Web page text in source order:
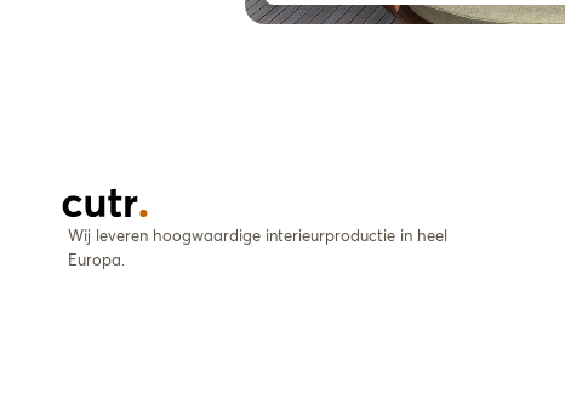
Wij leveren hoogwaardige interieurproductie in heel
Europa.